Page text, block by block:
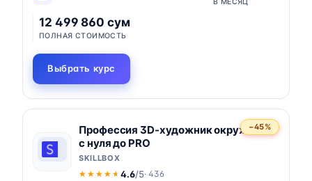
12 499 860 сум
ПОЛНАЯ СТОИМОСТЬ
Выбрать курс
−45%
Профессия 3D-художник окружения
с нуля до PRO
SKILLBOX
★★★★★
★★★★★ 4.6/5· 436